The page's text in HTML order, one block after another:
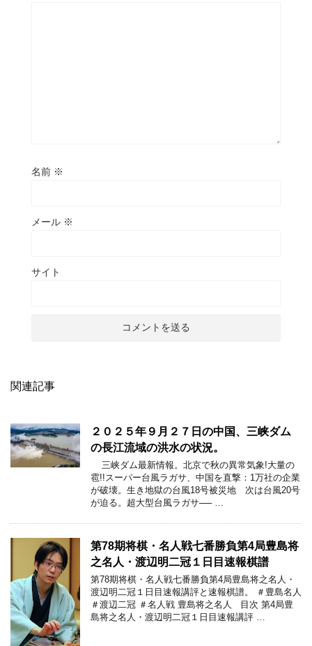
名前 ※
メール ※
サイト
関連記事
２０２５年９月２７日の中国、三峡ダム
の長江流域の洪水の状況。
三峡ダム最新情報。北京で秋の異常気象!大量の
雹!!スーパー台風ラガサ、中国を直撃：1万社の企業
が破壊。生き地獄の台風18号被災地 次は台風20号
が迫る。超大型台風ラガサ── …
第78期将棋・名人戦七番勝負第4局豊島将
之名人・渡辺明二冠１日目速報棋譜
第78期将棋・名人戦七番勝負第4局豊島将之名人・
渡辺明二冠１日目速報講評と速報棋譜。 ＃豊島名人
＃渡辺二冠 ＃名人戦 豊島将之名人 目次 第4局豊
島将之名人・渡辺明二冠１日目速報講評 …